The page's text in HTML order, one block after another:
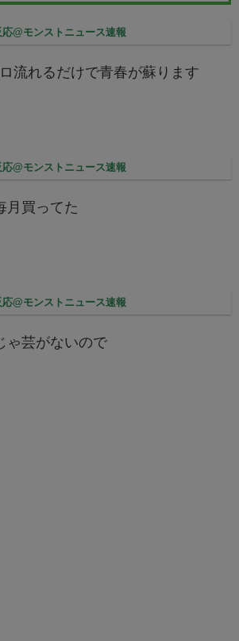
@モンストニュース速報
流れるだけで青春が蘇ります
@モンストニュース速報
月買ってた
@モンストニュース速報
ゃ芸がないので